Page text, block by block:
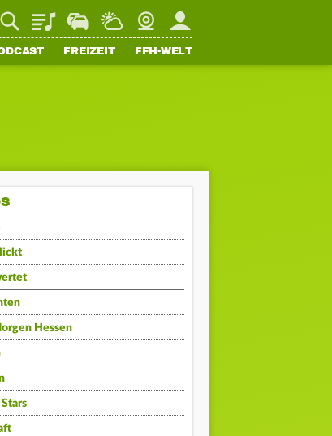
PlaylistStaupilotWetterWebcamMein FFH
FREIZEIT FFH-WELT
Hessen